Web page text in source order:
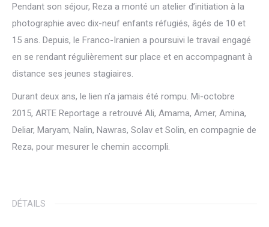
Pendant son séjour, Reza a monté un atelier d’initiation à la
photographie avec dix-neuf enfants réfugiés, âgés de 10 et
15 ans. Depuis, le Franco-Iranien a poursuivi le travail engagé
en se rendant régulièrement sur place et en accompagnant à
distance ses jeunes stagiaires.
Durant deux ans, le lien n’a jamais été rompu. Mi-octobre
2015, ARTE Reportage a retrouvé Ali, Amama, Amer, Amina,
Deliar, Maryam, Nalin, Nawras, Solav et Solin, en compagnie de
Reza, pour mesurer le chemin accompli.
DÉTAILS